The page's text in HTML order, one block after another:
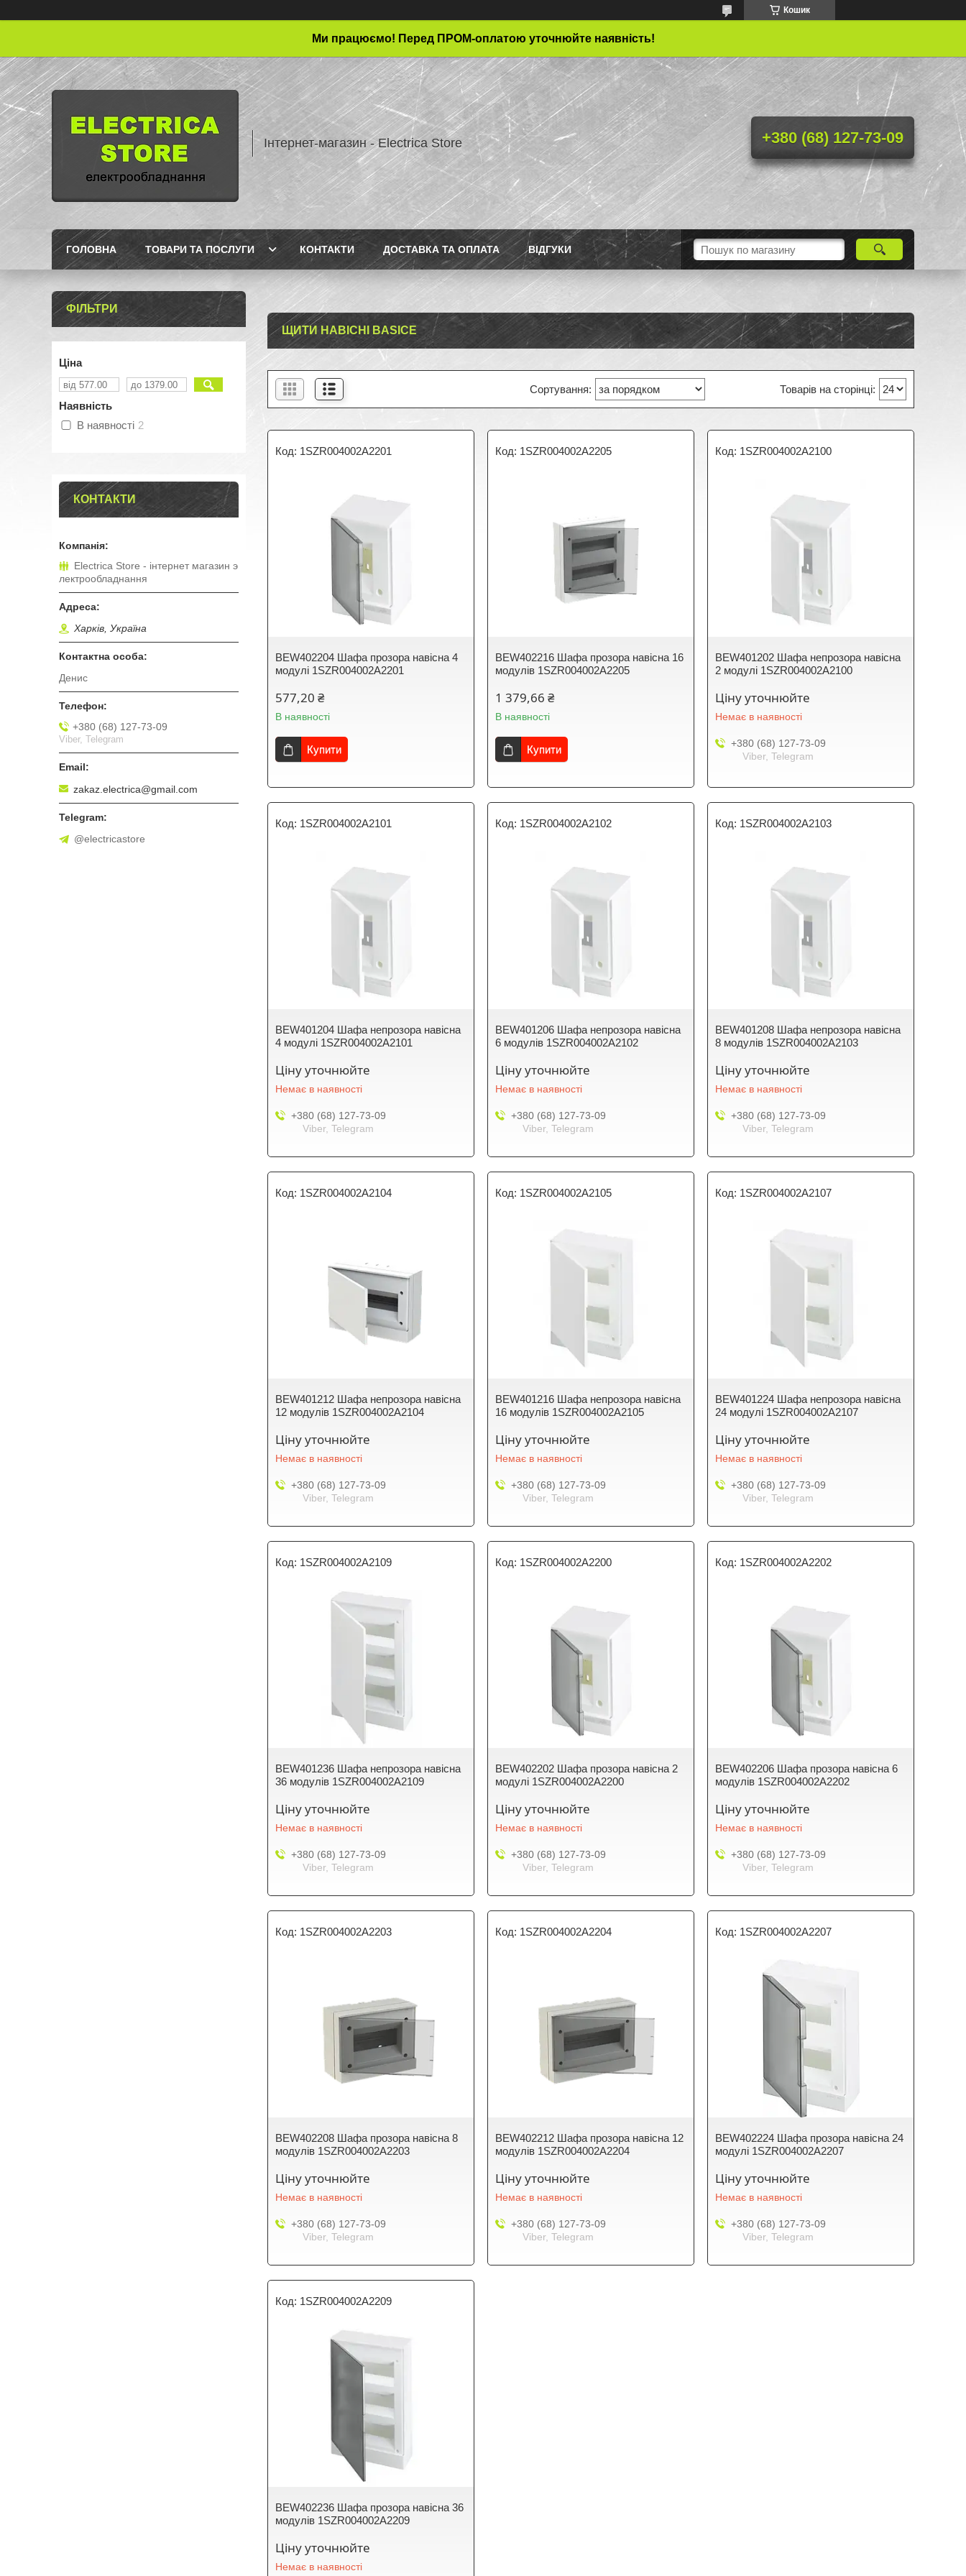
Кошик
Ми працюємо! Перед ПРОМ-оплатою уточнюйте наявність!
Інтернет-магазин - Electrica Store +380 (68) 127-73-09
ГОЛОВНА ТОВАРИ ТА ПОСЛУГИ КОНТАКТИ ДОСТАВКА ТА ОПЛАТА ВІДГУКИ
ЩИТИ НАВІСНІ BASICE
1SZR004002A2201
BEW402204 Шафа прозора навісна 4
модулі 1SZR004002A2201
577,20 ₴
В наявності
Купити
1SZR004002A2205
BEW402216 Шафа прозора навісна 16
модулів 1SZR004002A2205
1 379,66 ₴
В наявності
Купити
1SZR004002A2100
BEW401202 Шафа непрозора навісна
2 модулі 1SZR004002A2100
Ціну уточнюйте
Немає в наявності
+380 (68) 127-73-09
Viber, Telegram
1SZR004002A2101
BEW401204 Шафа непрозора навісна
4 модулі 1SZR004002A2101
Ціну уточнюйте
Немає в наявності
+380 (68) 127-73-09
Viber, Telegram
1SZR004002A2102
BEW401206 Шафа непрозора навісна
6 модулів 1SZR004002A2102
Ціну уточнюйте
Немає в наявності
+380 (68) 127-73-09
Viber, Telegram
1SZR004002A2103
BEW401208 Шафа непрозора навісна
8 модулів 1SZR004002A2103
Ціну уточнюйте
Немає в наявності
+380 (68) 127-73-09
Viber, Telegram
1SZR004002A2104
BEW401212 Шафа непрозора навісна
12 модулів 1SZR004002A2104
Ціну уточнюйте
Немає в наявності
+380 (68) 127-73-09
Viber, Telegram
1SZR004002A2105
BEW401216 Шафа непрозора навісна
16 модулів 1SZR004002A2105
Ціну уточнюйте
Немає в наявності
+380 (68) 127-73-09
Viber, Telegram
1SZR004002A2107
BEW401224 Шафа непрозора навісна
24 модулі 1SZR004002A2107
Ціну уточнюйте
Немає в наявності
+380 (68) 127-73-09
Viber, Telegram
1SZR004002A2109
BEW401236 Шафа непрозора навісна
36 модулів 1SZR004002A2109
Ціну уточнюйте
Немає в наявності
+380 (68) 127-73-09
Viber, Telegram
1SZR004002A2200
BEW402202 Шафа прозора навісна 2
модулі 1SZR004002A2200
Ціну уточнюйте
Немає в наявності
+380 (68) 127-73-09
Viber, Telegram
1SZR004002A2202
BEW402206 Шафа прозора навісна 6
модулів 1SZR004002A2202
Ціну уточнюйте
Немає в наявності
+380 (68) 127-73-09
Viber, Telegram
1SZR004002A2203
BEW402208 Шафа прозора навісна 8
модулів 1SZR004002A2203
Ціну уточнюйте
Немає в наявності
+380 (68) 127-73-09
Viber, Telegram
1SZR004002A2204
BEW402212 Шафа прозора навісна 12
модулів 1SZR004002A2204
Ціну уточнюйте
Немає в наявності
+380 (68) 127-73-09
Viber, Telegram
1SZR004002A2207
BEW402224 Шафа прозора навісна 24
модулі 1SZR004002A2207
Ціну уточнюйте
Немає в наявності
+380 (68) 127-73-09
Viber, Telegram
1SZR004002A2209
BEW402236 Шафа прозора навісна 36
модулів 1SZR004002A2209
Ціну уточнюйте
Немає в наявності
ФІЛЬТРИ
Ціна
Наявність
В наявності 2
КОНТАКТИ
Electrica Store - інтернет магазин э
лектрообладнання
Харків, Україна
Денис
+380 (68) 127-73-09
Viber, Telegram
zakaz.electrica@gmail.com
@electricastore